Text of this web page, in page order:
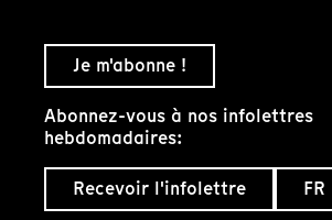
Je m'abonne !
Abonnez-vous à nos infolettres
hebdomadaires:
Recevoir l'infolettre
FR